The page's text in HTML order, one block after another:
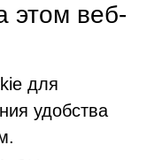
этом веб-
для
удобства